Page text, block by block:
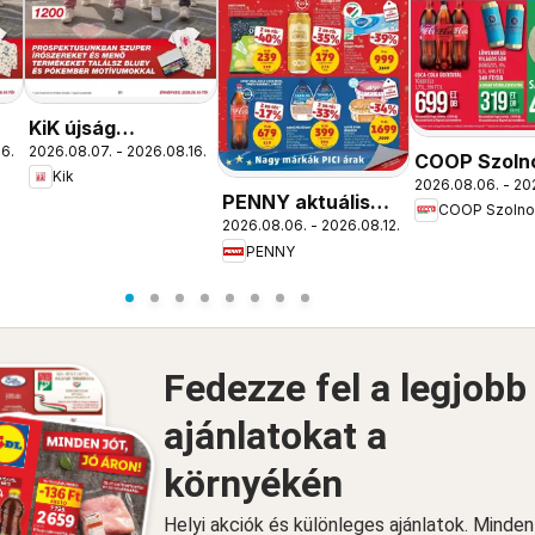
KiK újság
érvényessége
2026.08.16-ig
2026.08.07. - 2026.08.16.
Kik
PENNY aktuális
akciós újság
2026.08.06. - 2026.08.12.
PENNY
COOP
akciós újság
Szolnok
2026.08.06. -
COOP
Fedezze fel a legjobb
ajánlatokat a
környékén
Helyi akciók és különleges ajánlatok.